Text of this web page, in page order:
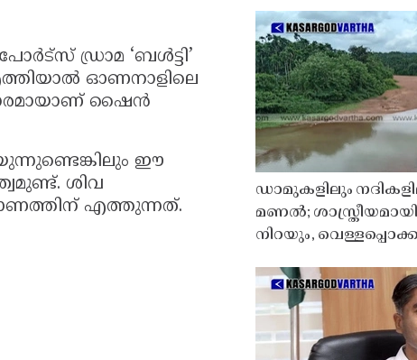
ഡ്രാമ ‘ബൾട്ടി’
ഓണനാളിലെ
ഷൈൻ
ഈ
ശിവ
ഓണത്തിന് എത്തുന്നത്.
ഡാമുകളിലും
മണൽ;
നിറയും,